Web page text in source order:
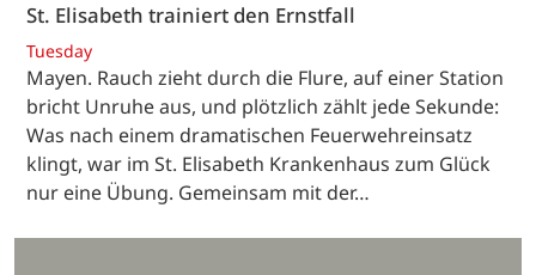
St. Elisabeth trainiert den Ernstfall
Tuesday
Mayen. Rauch zieht durch die Flure, auf einer Station
bricht Unruhe aus, und plötzlich zählt jede Sekunde:
Was nach einem dramatischen Feuerwehreinsatz
klingt, war im St. Elisabeth Krankenhaus zum Glück
nur eine Übung. Gemeinsam mit der…